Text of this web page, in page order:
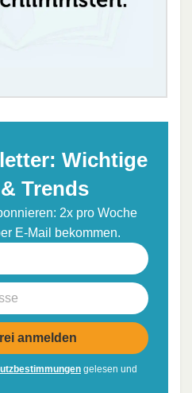
Wichtige
Trends
2x pro Woche
E-Mail bekommen.
gelesen und